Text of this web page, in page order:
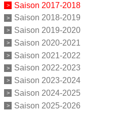
Saison 2017-2018
Saison 2018-2019
Saison 2019-2020
Saison 2020-2021
Saison 2021-2022
Saison 2022-2023
Saison 2023-2024
Saison 2024-2025
Saison 2025-2026